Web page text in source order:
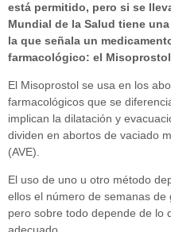
está permitido, pero si se
Mundial de la Salud tiene
la que señala un
farmacológico: el
El Misoprostol se usa en los
farmacológicos que se
implican la dilatación y
dividen en abortos de vaciado
(AVE).
El uso de uno u otro método
ellos el número de semanas de
pero sobre todo depende de lo